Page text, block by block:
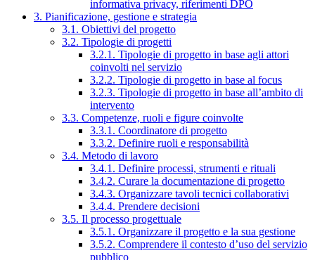
informativa privacy, riferimenti DPO
3. Pianificazione, gestione e strategia
3.1. Obiettivi del progetto
3.2. Tipologie di progetti
3.2.1. Tipologie di progetto in base agli attori
coinvolti nel servizio
3.2.2. Tipologie di progetto in base al focus
3.2.3. Tipologie di progetto in base all’ambito di
intervento
3.3. Competenze, ruoli e figure coinvolte
3.3.1. Coordinatore di progetto
3.3.2. Definire ruoli e responsabilità
3.4. Metodo di lavoro
3.4.1. Definire processi, strumenti e rituali
3.4.2. Curare la documentazione di progetto
3.4.3. Organizzare tavoli tecnici collaborativi
3.4.4. Prendere decisioni
3.5. Il processo progettuale
3.5.1. Organizzare il progetto e la sua gestione
3.5.2. Comprendere il contesto d’uso del servizio
pubblico